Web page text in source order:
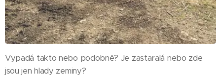
Vypadá takto nebo podobně? Je zastaralá nebo zde
jsou jen hlady zeminy?